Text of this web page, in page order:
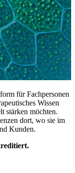
für Fachpersonen
Wissen
stärken möchten.
dort, wo sie im
Kunden.